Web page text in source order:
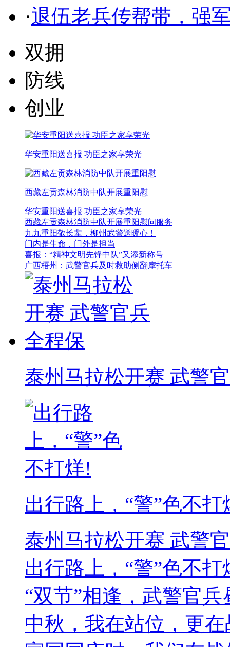
·退伍老兵传帮带，强
双拥
防线
创业
华安重阳送喜报 功臣之家享荣光
西藏左贡森林消防中队开展重阳慰
华安重阳送喜报 功臣之家享荣光
西藏左贡森林消防中队开展重阳慰问服务
九九重阳敬长辈，柳州武警送暖心！
门内是生命，门外是担当
喜报：“精神文明先锋中队”又添新称号
广西梧州：武警官兵及时救助侧翻摩托车
泰州马拉松开赛 武警
出行路上，“警”色不打
泰州马拉松开赛 武警
出行路上，“警”色不打
“双节”相逢，武警官兵
中秋，我在站位，更